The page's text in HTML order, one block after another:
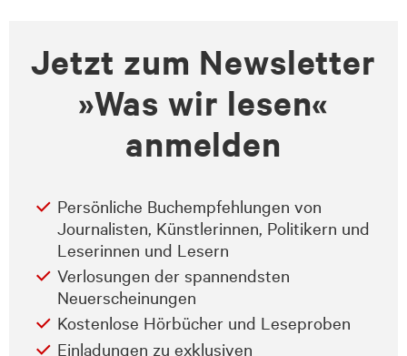
Jetzt zum Newsletter
»Was wir lesen«
anmelden
Persönliche Buchempfehlungen von
Journalisten, Künstlerinnen, Politikern und
Leserinnen und Lesern
Verlosungen der spannendsten
Neuerscheinungen
Kostenlose Hörbücher und Leseproben
Einladungen zu exklusiven